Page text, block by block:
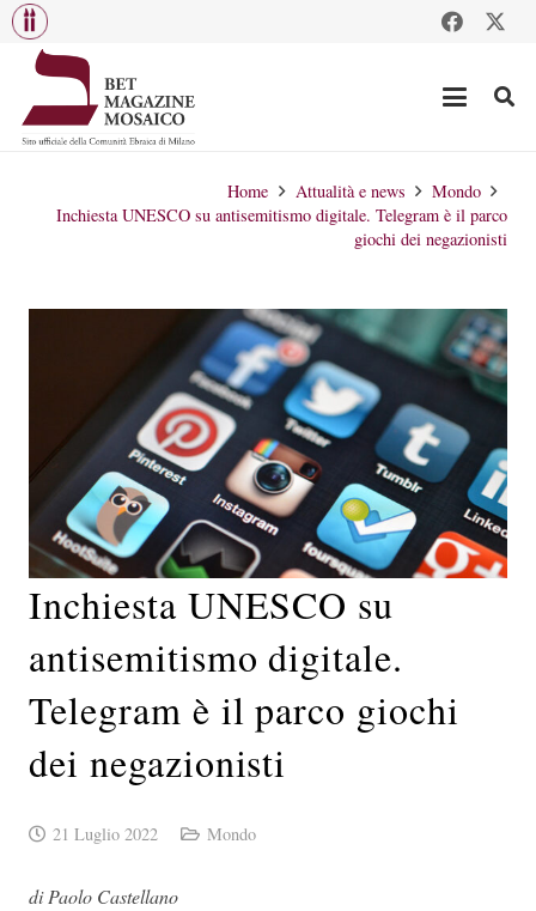
Home Attualità e news
Mondo
Inchiesta UNESCO su antisemitismo digitale. Telegram è il parco
giochi dei negazionisti
Inchiesta UNESCO su
antisemitismo digitale.
Telegram è il parco giochi
dei negazionisti
21 Luglio 2022 Mondo
di Paolo Castellano